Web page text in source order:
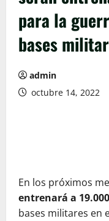
para la
bases
admin
octubre 14, 2022
En los próximos
entrenará a
bases militares en